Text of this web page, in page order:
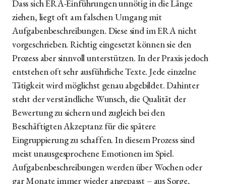
Dass sich ERA-Einführungen unnötig in die Länge
ziehen, liegt oft am falschen Umgang mit
Aufgabenbeschreibungen. Diese sind im ERA nicht
vorgeschrieben. Richtig eingesetzt können sie den
Prozess aber sinnvoll unterstützen. In der Praxis jedoch
entstehen oft sehr ausführliche Texte. Jede einzelne
Tätigkeit wird möglichst genau abgebildet. Dahinter
steht der verständliche Wunsch, die Qualität der
Bewertung zu sichern und zugleich bei den
Beschäftigten Akzeptanz für die spätere
Eingruppierung zu schaffen. In diesem Prozess sind
meist unausgesprochene Emotionen im Spiel.
Aufgabenbeschreibungen werden über Wochen oder
gar Monate immer wieder angepasst – aus Sorge,